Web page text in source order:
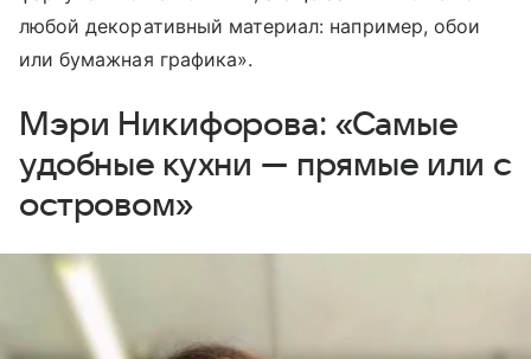
любой декоративный материал: например, обои
или бумажная графика».
Мэри Никифорова: «Самые
удобные кухни — прямые или с
островом»